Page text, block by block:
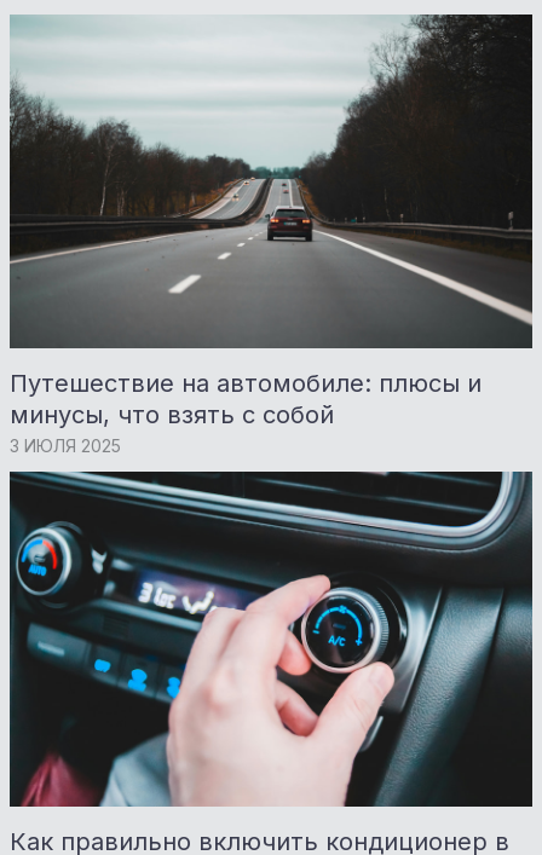
Путешествие на автомобиле: плюсы и
минусы, что взять с собой
3 ИЮЛЯ 2025
Как правильно включить кондиционер в